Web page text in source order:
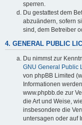
sperren.
Du gestattest dem
abzuändern, sofern
sind, dem Betreiber
4. GENERAL PUBLIC
Du nimmst zur
GNU General Public
von phpBB Limited
Informationen
www.phpbb.de zur
die Art und Weise,
insbesondere die
untersagen oder auf